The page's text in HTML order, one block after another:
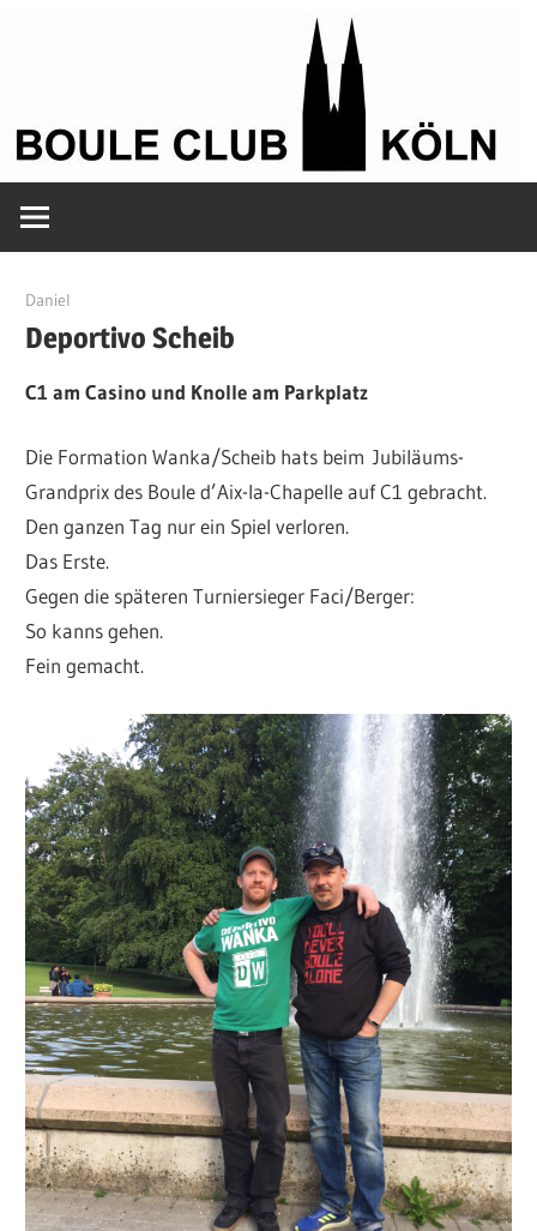
Petanque
Kölle
24. Juni 2018
Daniel
Deportivo Scheib
C1 am Casino und Knolle am Parkplatz
Die Formation Wanka/Scheib hats beim Jubiläums-
Grandprix des Boule d’Aix-la-Chapelle auf C1 gebracht.
Den ganzen Tag nur ein Spiel verloren.
Das Erste.
Gegen die späteren Turniersieger Faci/Berger:
So kanns gehen.
Fein gemacht.